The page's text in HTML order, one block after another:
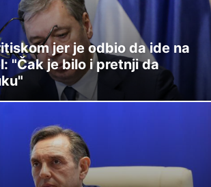
jer je odbio da ide na
"Čak je bilo i pretnji da